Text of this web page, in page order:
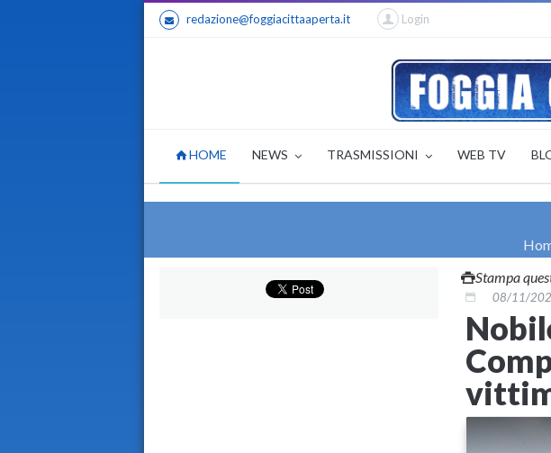
redazione@foggiacittaaperta.it Login
HOME NEWS TRASMISSIONI WEB TV
Stampa
08/11/